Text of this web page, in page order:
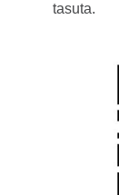
tasuta.